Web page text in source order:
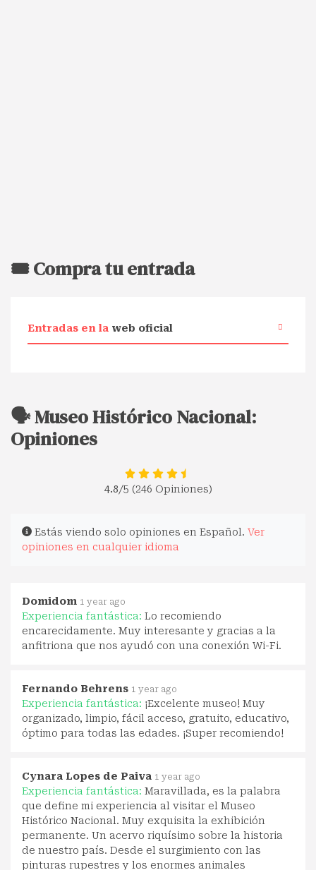
🎟️ Compra tu entrada
Entradas en la web oficial
🗣️ Museo Histórico Nacional:
Opiniones
4.8/5 (246 Opiniones)
Estás viendo solo opiniones en Español. Ver
opiniones en cualquier idioma
Domidom 1 year ago
Experiencia fantástica: Lo recomiendo
encarecidamente. Muy interesante y gracias a la
anfitriona que nos ayudó con una conexión Wi-Fi.
Fernando Behrens 1 year ago
Experiencia fantástica: ¡Excelente museo! Muy
organizado, limpio, fácil acceso, gratuito, educativo,
óptimo para todas las edades. ¡Super recomiendo!
Cynara Lopes de Paiva 1 year ago
Experiencia fantástica: Maravillada, es la palabra
que define mi experiencia al visitar el Museo
Histórico Nacional. Muy exquisita la exhibición
permanente. Un acervo riquísimo sobre la historia
de nuestro país. Desde el surgimiento con las
pinturas rupestres y los enormes animales